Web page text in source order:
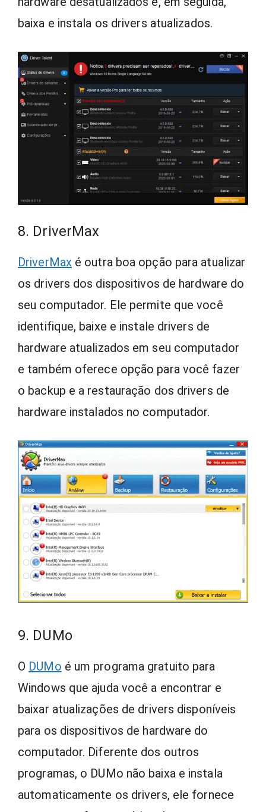
baixa e instala os drivers atualizados.
8. DriverMax
DriverMaxé outra boa opção para atualizar
os drivers dos dispositivos de hardware do
seu computador. Ele permite que você
identifique, baixe e instale drivers de
hardware atualizados em seu computador
e também oferece opção para você fazer
o backup e a restauração dos drivers de
hardware instalados no computador.
9. DUMo
O DUMo é um programa gratuito para
Windows que ajuda você a encontrar e
baixar atualizações de drivers disponíveis
para os dispositivos de hardware do
computador. Diferente dos outros
programas, o DUMo não baixa e instala
automaticamente os drivers, ele fornece